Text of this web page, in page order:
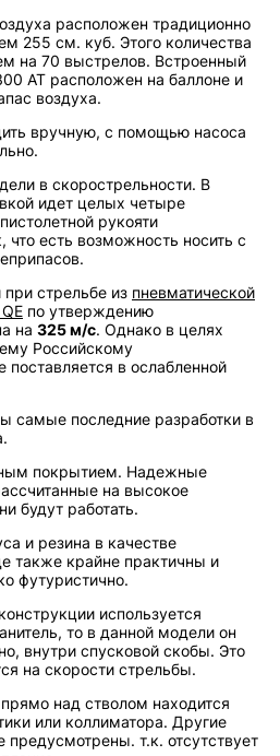
расположен традиционно
255 см. куб. Этого количества
на 70 выстрелов. Встроенный
АТ расположен на баллоне и
воздуха.
вручную, с помощью насоса
в скорострельности. В
идет целых четыре
рукояти
есть возможность носить с
стрельбе из пневматической
по утверждению
на 325 м/с. Однако в целях
Российскому
поставляется в ослабленной
самые последние разработки в
покрытием. Надежные
на высокое
будут работать.
и резина в качестве
также крайне практичны и
футуристично.
используется
то в данной модели он
внутри спусковой скобы. Это
на скорости стрельбы.
над стволом находится
или коллиматора. Другие
т.к. отсутствует